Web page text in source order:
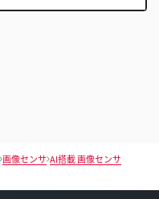
画像センサ AI搭載 画像センサ